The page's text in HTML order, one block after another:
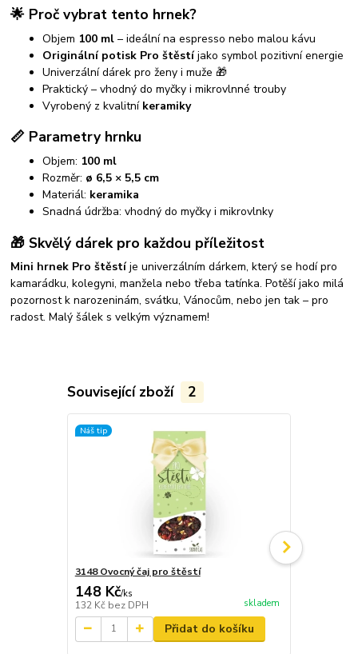
🌟 Proč vybrat tento hrnek?
Objem 100 ml – ideální na espresso nebo malou kávu
Originální potisk Pro štěstíjako symbol pozitivní energie
Univerzální dárek pro ženy i muže 🎁
Praktický – vhodný do myčky i mikrovlnné trouby
Vyrobený z kvalitní keramiky
📏 Parametry hrnku
Objem: 100 ml
Rozměr: ø 6,5 × 5,5 cm
Materiál: keramika
Snadná údržba: vhodný do myčky i mikrovlnky
🎁 Skvělý dárek pro každou příležitost
Mini hrnek Pro štěstíje univerzálním dárkem, který se hodí pro
kamarádku, kolegyni, manžela nebo třeba tatínka. Potěší jako milá
pozornost k narozeninám, svátku, Vánocům, nebo jen tak – pro
radost. Malý šálek s velkým významem!
Související zboží 2
Náš tip
3148 Ovocný čaj pro štěstí
148 Kč/ks
132 Kč bez DPH skladem
Přidat do košíku